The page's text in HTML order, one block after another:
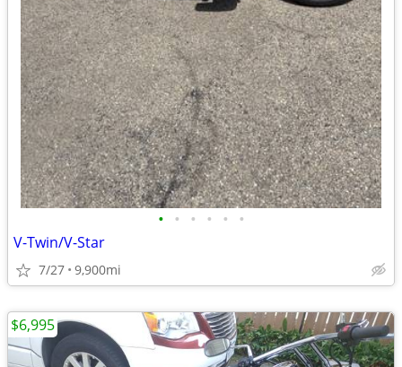
• • • • • •
V-Twin/V-Star
7/27 9,900mi
$6,995